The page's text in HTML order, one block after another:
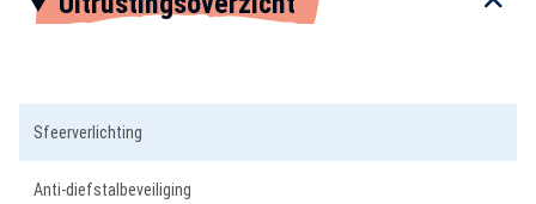
Sfeerverlichting
Anti-diefstalbeveiliging